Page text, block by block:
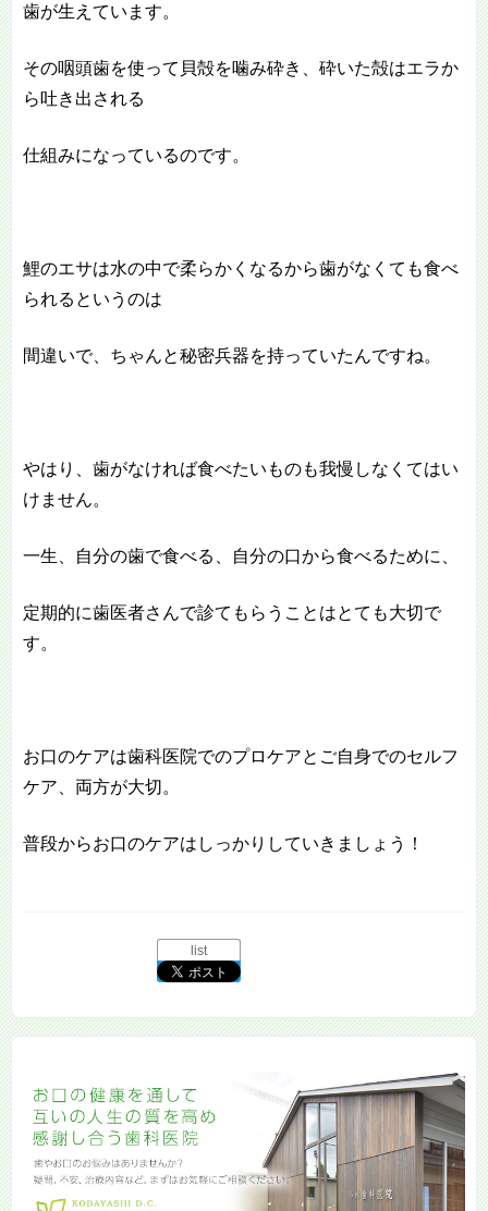
歯が生えています。
その咽頭歯を使って貝殻を噛み砕き、砕いた殻はエラか
ら吐き出される
仕組みになっているのです。
鯉のエサは水の中で柔らかくなるから歯がなくても食べ
られるというのは
間違いで、ちゃんと秘密兵器を持っていたんですね。
やはり、歯がなければ食べたいものも我慢しなくてはい
けません。
一生、自分の歯で食べる、自分の口から食べるために、
定期的に歯医者さんで診てもらうことはとても大切で
す。
お口のケアは歯科医院でのプロケアとご自身でのセルフ
ケア、両方が大切。
普段からお口のケアはしっかりしていきましょう！
list